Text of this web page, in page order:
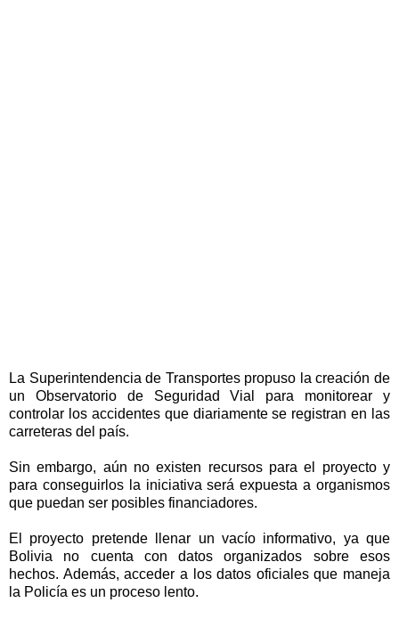
La Superintendencia de Transportes propuso la creación de
un Observatorio de Seguridad Vial para monitorear y
controlar los accidentes que diariamente se registran en las
carreteras del país.
Sin embargo, aún no existen recursos para el proyecto y
para conseguirlos la iniciativa será expuesta a organismos
que puedan ser posibles financiadores.
El proyecto pretende llenar un vacío informativo, ya que
Bolivia no cuenta con datos organizados sobre esos
hechos. Además, acceder a los datos oficiales que maneja
la Policía es un proceso lento.